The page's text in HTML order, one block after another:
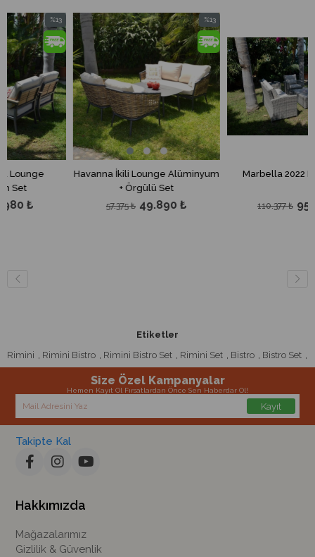
%13
İndirim
%13İndirim
Havanna İkili Lounge Alüminyum
+ Örgülü Set
49.890 ₺
%13
İndirim
%13İndirim
Marbella 2022 Lounge
95.980 ₺
Etiketler
Rimini , Rimini Bistro , Rimini Bistro Set , Rimini Set , Bistro , Bistro Set ,
Size Özel Kampanyalar
Hemen Kayıt Ol Fırsatlardan Önce Sen Haberdar Ol!
Kayıt
Takipte Kal
Hakkımızda
Mağazalarımız
Gizlilik & Güvenlik